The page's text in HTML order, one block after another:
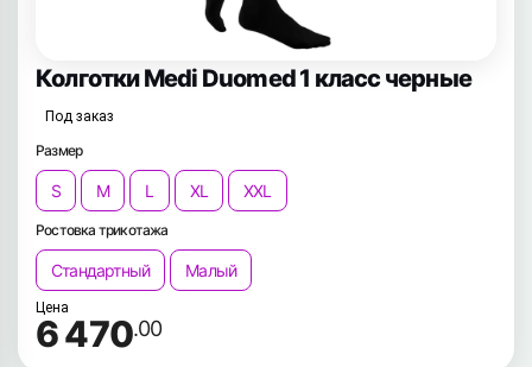
Колготки Medi Duomed 1 класс черные
Под заказ
Размер
S M L XL XXL
Ростовка трикотажа
Стандартный Малый
Цена
6 470.00